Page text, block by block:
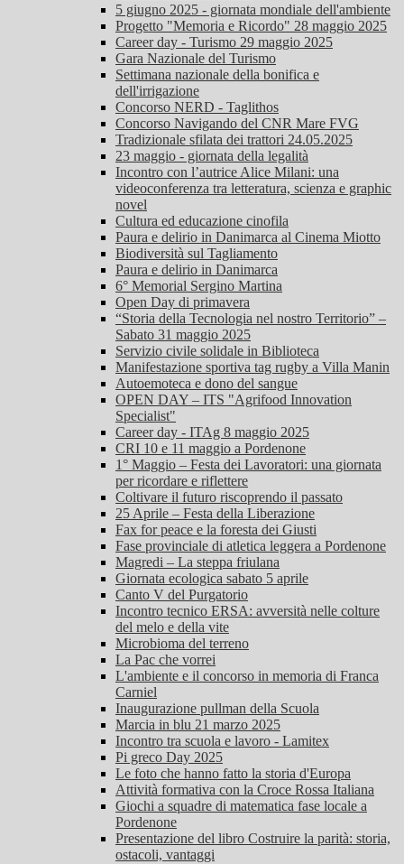
5 giugno 2025 - giornata mondiale dell'ambiente
Progetto "Memoria e Ricordo" 28 maggio 2025
Career day - Turismo 29 maggio 2025
Gara Nazionale del Turismo
Settimana nazionale della bonifica e
dell'irrigazione
Concorso NERD - Taglithos
Concorso Navigando del CNR Mare FVG
Tradizionale sfilata dei trattori 24.05.2025
23 maggio - giornata della legalità
Incontro con l’autrice Alice Milani: una
videoconferenza tra letteratura, scienza e graphic
novel
Cultura ed educazione cinofila
Paura e delirio in Danimarca al Cinema Miotto
Biodiversità sul Tagliamento
Paura e delirio in Danimarca
6° Memorial Sergino Martina
Open Day di primavera
“Storia della Tecnologia nel nostro Territorio” –
Sabato 31 maggio 2025
Servizio civile solidale in Biblioteca
Manifestazione sportiva tag rugby a Villa Manin
Autoemoteca e dono del sangue
OPEN DAY – ITS "Agrifood Innovation
Specialist"
Career day - ITAg 8 maggio 2025
CRI 10 e 11 maggio a Pordenone
1° Maggio – Festa dei Lavoratori: una giornata
per ricordare e riflettere
Coltivare il futuro riscoprendo il passato
25 Aprile – Festa della Liberazione
Fax for peace e la foresta dei Giusti
Fase provinciale di atletica leggera a Pordenone
Magredi – La steppa friulana
Giornata ecologica sabato 5 aprile
Canto V del Purgatorio
Incontro tecnico ERSA: avversità nelle colture
del melo e della vite
Microbioma del terreno
La Pac che vorrei
L'ambiente e il concorso in memoria di Franca
Carniel
Inaugurazione pullman della Scuola
Marcia in blu 21 marzo 2025
Incontro tra scuola e lavoro - Lamitex
Pi greco Day 2025
Le foto che hanno fatto la storia d'Europa
Attività formativa con la Croce Rossa Italiana
Giochi a squadre di matematica fase locale a
Pordenone
Presentazione del libro Costruire la parità: storia,
ostacoli, vantaggi